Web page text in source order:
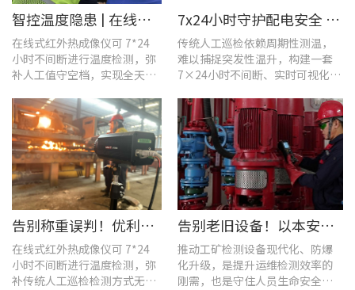
智控温度隐患 | 在线式红外热成像仪在UPS电源柜老化监测中的应用
在线式红外热成像仪可 7*24
小时不间断进行温度检测，弥
补人工值守空档，实现全天候
7x24小时守护配电安全 | 优利德在线式热成像方案在配电系统中的应用实践
传统人工巡检依赖周期性测温，
难以捕捉突发性温升，构建一套
7×24小时不间断、实时可视化的
域全时段智能测温、风险实时预
警。
告别称重误判！优利德在线式热成像仪重构新材料铸造注液控制逻辑
在线式红外热成像仪可 7*24
小时不间断进行温度检测，弥
补传统人工巡检检测方式无法
告别老旧设备！以本安型防爆产品矩阵与合规检测，守住工矿安全底线
推动工矿检测设备现代化、防爆
化升级，是提升运维检测效率的
刚需，也是守住人员生命安全、